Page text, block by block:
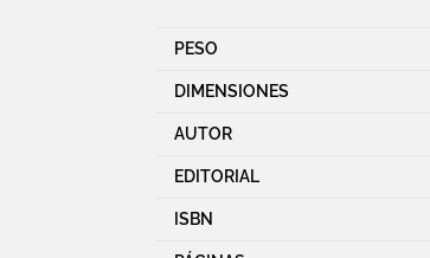
PESO
DIMENSIONES
AUTOR
EDITORIAL
ISBN